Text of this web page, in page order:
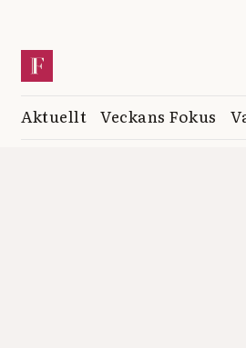
Aktuellt Veckans Fokus